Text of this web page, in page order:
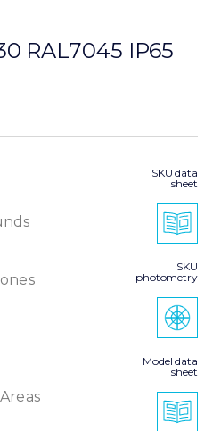
RAL7045 IP65
SKU data
sheet
SKU
photometry
Model data
sheet